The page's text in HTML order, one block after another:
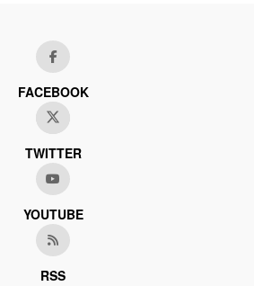
FACEBOOK
TWITTER
YOUTUBE
RSS